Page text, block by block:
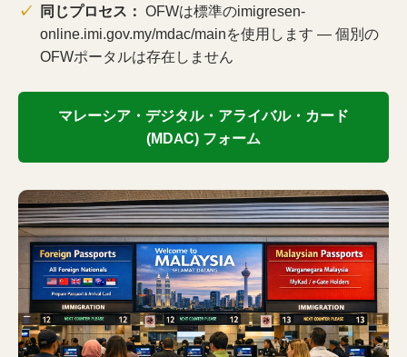
同じプロセス： OFWは標準のimigresen-
online.imi.gov.my/mdac/mainを使用します — 個別の
OFWポータルは存在しません
マレーシア・デジタル・アライバル・カード
(MDAC) フォーム